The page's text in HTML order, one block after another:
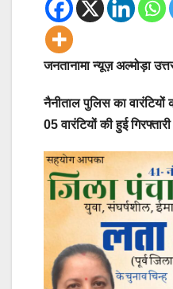
जनतानामा न्यूज़ अल्मोड़ा
नैनीताल पुलिस का वारंटियों
05 वारंटियों की हुई गिरफ्तारी